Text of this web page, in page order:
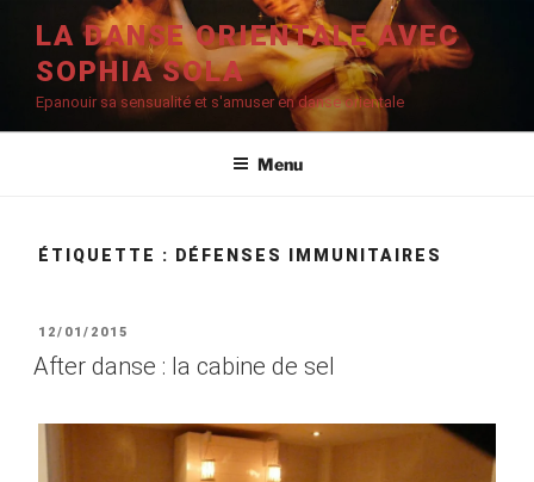
contenu
principal
LA DANSE ORIENTALE AVEC
SOPHIA SOLA
Epanouir sa sensualité et s'amuser en danse orientale
Menu
ÉTIQUETTE : DÉFENSES IMMUNITAIRES
PUBLIÉ
LE
12/01/2015
After danse : la cabine de sel